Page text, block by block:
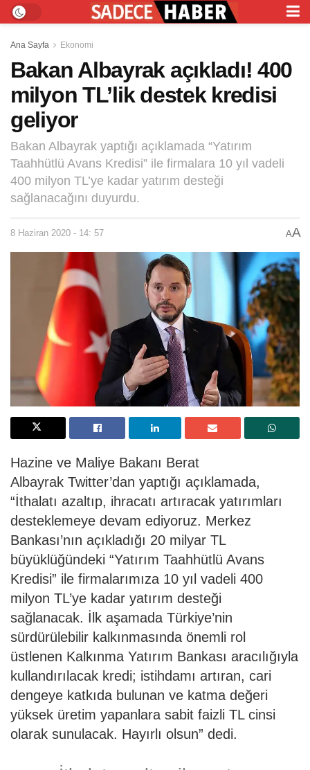
Ana Sayfa Ekonomi
Bakan Albayrak açıkladı! 400
milyon TL’lik destek kredisi
geliyor
Bakan Albayrak yaptığı açıklamada “Yatırım
Taahhütlü Avans Kredisi” ile firmalara 10 yıl vadeli
400 milyon TL’ye kadar yatırım desteği
sağlanacağını duyurdu.
8 Haziran 2020 - 14: 57 AA
Hazine ve Maliye Bakanı Berat
Albayrak Twitter’dan yaptığı açıklamada,
“İthalatı azaltıp, ihracatı artıracak yatırımları
desteklemeye devam ediyoruz. Merkez
Bankası’nın açıkladığı 20 milyar TL
büyüklüğündeki “Yatırım Taahhütlü Avans
Kredisi” ile firmalarımıza 10 yıl vadeli 400
milyon TL’ye kadar yatırım desteği
sağlanacak. İlk aşamada Türkiye’nin
sürdürülebilir kalkınmasında önemli rol
üstlenen Kalkınma Yatırım Bankası aracılığıyla
kullandırılacak kredi; istihdamı artıran, cari
dengeye katkıda bulunan ve katma değeri
yüksek üretim yapanlara sabit faizli TL cinsi
olarak sunulacak. Hayırlı olsun” dedi.